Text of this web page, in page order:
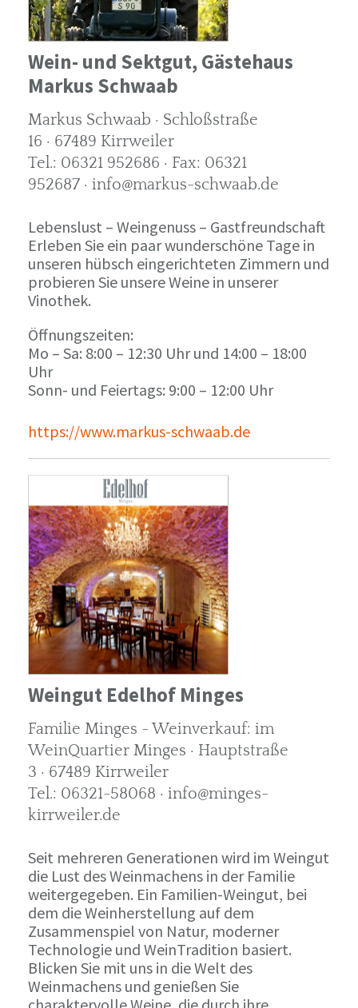
Wein- und Sektgut, Gästehaus
Markus Schwaab
Markus Schwaab · Schloßstraße
16 · 67489 Kirrweiler
Tel.: 06321 952686 · Fax: 06321
952687 · info@markus-schwaab.de
Lebenslust – Weingenuss – Gastfreundschaft
Erleben Sie ein paar wunderschöne Tage in
unseren hübsch eingerichteten Zimmern und
probieren Sie unsere Weine in unserer
Vinothek.
Öffnungszeiten:
Mo – Sa: 8:00 – 12:30 Uhr und 14:00 – 18:00
Uhr
Sonn- und Feiertags: 9:00 – 12:00 Uhr
https://www.markus-schwaab.de
Weingut Edelhof Minges
Familie Minges - Weinverkauf: im
WeinQuartier Minges · Hauptstraße
3 · 67489 Kirrweiler
Tel.: 06321-58068 · info@minges-
kirrweiler.de
Seit mehreren Generationen wird im Weingut
die Lust des Weinmachens in der Familie
weitergegeben. Ein Familien-Weingut, bei
dem die Weinherstellung auf dem
Zusammenspiel von Natur, moderner
Technologie und WeinTradition basiert.
Blicken Sie mit uns in die Welt des
Weinmachens und genießen Sie